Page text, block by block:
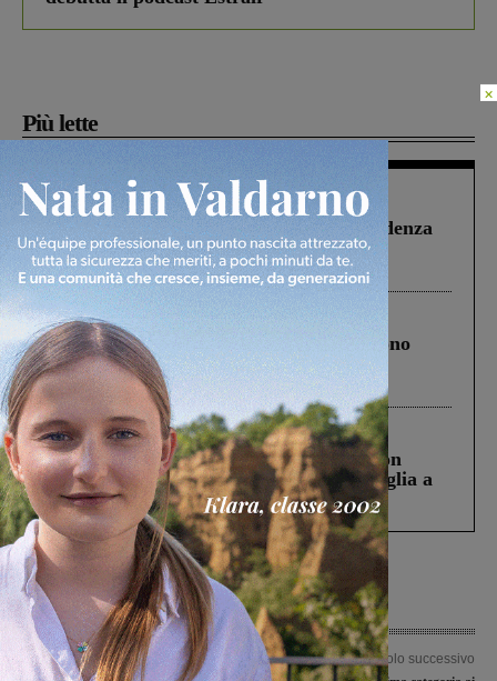
Più lette
Figline Incisa Valdarno 1 Agosto 2026
Piscina di Figline finanziata oltre la scadenza
Pnrr, il gruppo di Fratelli d’Italia: “Un
ringraziamento al Governo”
Cronaca 4 Agosto 2026
Un anno fa la strage in A1 in cui morirono
Gianni, Giulia e Franco. Lo schianto, il
processo, lo stop ai sorpassi fra tir....
Cronaca 3 Agosto 2026
Scomparso da una struttura di Castiglion
Fiorentino l’uomo che aveva ucciso la figlia a
Levane nel 2020
Articolo precedente
Articolo successivo
×